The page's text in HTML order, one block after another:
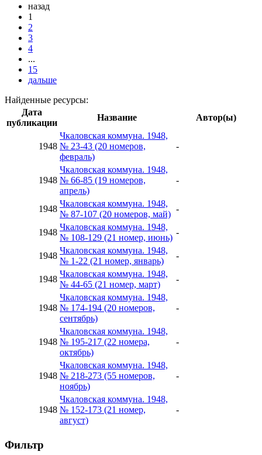
назад
1
2
3
4
...
15
дальше
Найденные ресурсы:
Дата
публикации
Название Автор(ы)
1948
Чкаловская коммуна. 1948,
№ 23-43 (20 номеров,
февраль)
-
1948
Чкаловская коммуна. 1948,
№ 66-85 (19 номеров,
апрель)
-
1948
Чкаловская коммуна. 1948,
№ 87-107 (20 номеров, май)
-
1948
Чкаловская коммуна. 1948,
№ 108-129 (21 номер, июнь)
-
1948
Чкаловская коммуна. 1948,
№ 1-22 (21 номер, январь)
-
1948
Чкаловская коммуна. 1948,
№ 44-65 (21 номер, март)
-
1948
Чкаловская коммуна. 1948,
№ 174-194 (20 номеров,
сентябрь)
-
1948
Чкаловская коммуна. 1948,
№ 195-217 (22 номера,
октябрь)
-
1948
Чкаловская коммуна. 1948,
№ 218-273 (55 номеров,
ноябрь)
-
1948
Чкаловская коммуна. 1948,
№ 152-173 (21 номер,
август)
-
Фильтр